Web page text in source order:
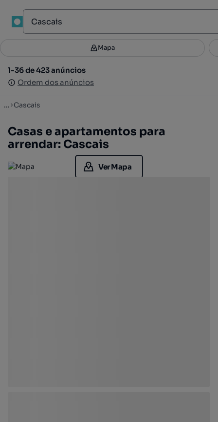
Filtros 2
1-36 de 423 anúncios
Ordem dos anúncios
Mapa
1-36 de 423 anúncios
Ordem dos anúncios
... Cascais
Casas e apartamentos para
arrendar: Cascais
Ver Mapa